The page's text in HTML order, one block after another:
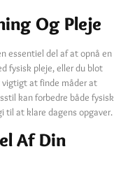
Og Pleje
essentiel del af at opnå en
fysisk pleje, eller du blot
at finde måder at
kan forbedre både fysisk
til at klare dagens opgaver.
Af Din